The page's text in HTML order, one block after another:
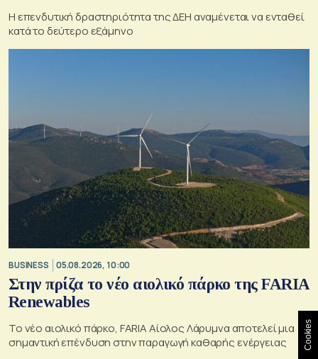
Η επενδυτική δραστηριότητα της ΔΕΗ αναμένεται να ενταθεί
κατά το δεύτερο εξάμηνο
BUSINESS 05.08.2026, 10:00
Στην πρίζα το νέο αιολικό πάρκο της FARIA
Renewables
Το νέο αιολικό πάρκο, FARIA Αίολος Λάρυμνα αποτελεί μια
σημαντική επένδυση στην παραγωγή καθαρής ενέργειας
Cookies